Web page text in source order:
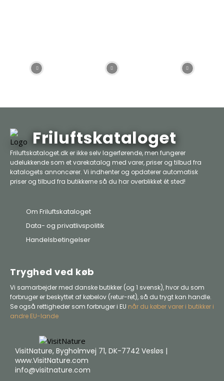
Friluftskataloget
Friluftskataloget.dk er ikke selv lagerførende, men fungerer
udelukkende som et varekatalog med varer, priser og tilbud fra
katalogets annoncører. Vi indhenter og opdaterer automatisk
priser og tilbud fra butikkerne så du har overblikket ét sted!
Om Friluftskataloget
Data- og privatlivspolitik
Handelsbetingelser
Tryghed ved køb
Vi samarbejder med danske butikker (og 1 svensk), hvor du som
forbruger er beskyttet af købelov (retur-ret), så du trygt kan handle.
Se også rettigheder som forbruger i EU når du køber varer i butikker i
andre EU-lande
VisitNature, Bygholmvej 71, DK-7742 Vesløs |
www.VisitNature.com
info@visitnature.com